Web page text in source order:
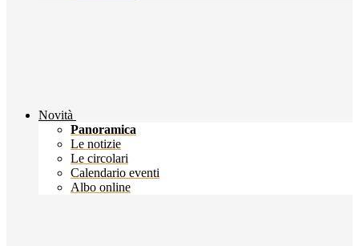
Novità
Panoramica
Le notizie
Le circolari
Calendario eventi
Albo online